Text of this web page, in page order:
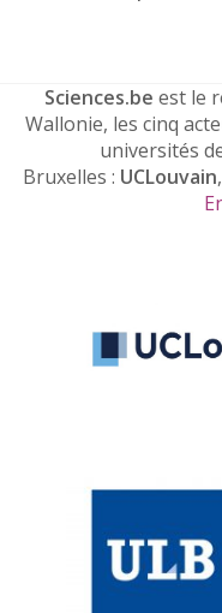
Sciences.be est le
Wallonie, les cinq
universités
Bruxelles : UCLouvain,